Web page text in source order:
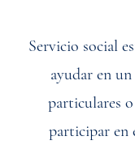
Servicio social
ayudar en
particulares
participar en